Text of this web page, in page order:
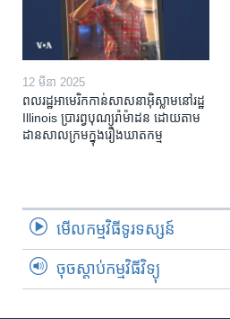
12 មីនា 2025
ពលរដ្ឋអាមេរិក​កាន់សាសនា​អ៊ិស្លាម​នៅរដ្ឋ
Illinois ​ប្រារព្វបុណ្យរ៉ាម៉ាដន ​ដោយ​តាម​
ដាន​​សាលក្រមក្នុងរឿងឃាតកម្ម
មើល​កម្មវិធី​ទូរទស្សន៍
ចុចស្តាប់កម្មវិធីវិទ្យុ